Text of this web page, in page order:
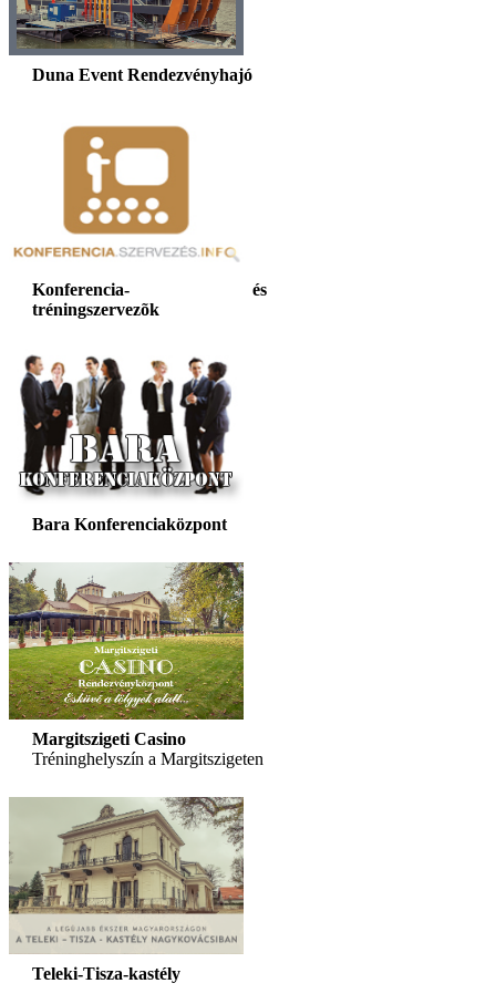
Duna Event Rendezvényhajó
Konferencia- és
tréningszervezõk
Bara Konferenciaközpont
Margitszigeti Casino
Tréninghelyszín a Margitszigeten
Teleki-Tisza-kastély